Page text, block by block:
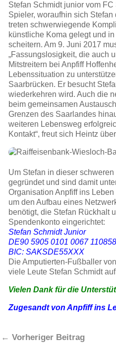
Stefan Schmidt junior vom
Spieler, woraufhin sich
treten schwerwiegende
künstliche Koma gelegt und
scheitern. Am 9. Juni 2017
„Fassungslosigkeit, die auch
Mitstreitern bei Anpfiff
Lebenssituation zu
Saarbrücken. Er besucht
wiederkehren wird. Auch die
beim gemeinsamen
Grenzen des Saarlandes
weiteren Lebensweg
Kontakt“, freut sich Heintz
Um Stefan in dieser
gegründet und sind damit
Organisation Anpfiff ins
um den Aufbau eines
benötigt, die Stefan Rückhalt
Spendenkonto eingerichtet:
Stefan Schmidt Junior
DE90 5905 0101 0067 110858
BIC: SAKSDE55XXX
Die Amputierten-Fußballer
viele Leute Stefan Schmidt
Vielen Dank für die
Zugesandt von Anpfiff ins
← Vorheriger Beitrag